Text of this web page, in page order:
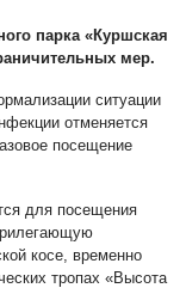
парка «Куршская
мер.
ситуации
отменяется
посещение
для посещения
косе, временно
тропах «Высота